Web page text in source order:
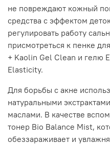
не повреждают кожный
средства с эффектом
регулировать работу
присмотреться к пенке
+ Kaolin Gel Clean и гелю
Elasticity.
Для борьбы с акне
натуральными
маслами. В качестве
тонер Bio Balance Mist,
обеззараживает и